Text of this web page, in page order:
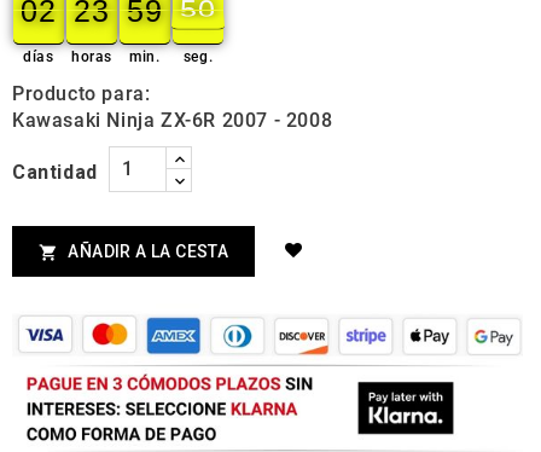
02
02
00
días
23
23
00
horas
59
59
00
min.
50
50
51
seg.
Producto para:
Kawasaki Ninja ZX-6R 2007 - 2008
Cantidad
 AÑADIR A LA CESTA